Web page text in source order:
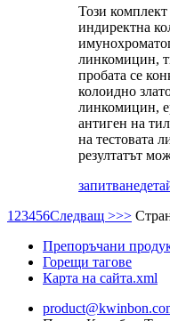
Този
индиректна
линкомицин,
пробата се
колоидно
линкомицин,
антиген на
на тестовата
резултатът
запитване
1 23456Следващ >>>
Препоръчани
Горещи тагове
Карта на сайта.xml